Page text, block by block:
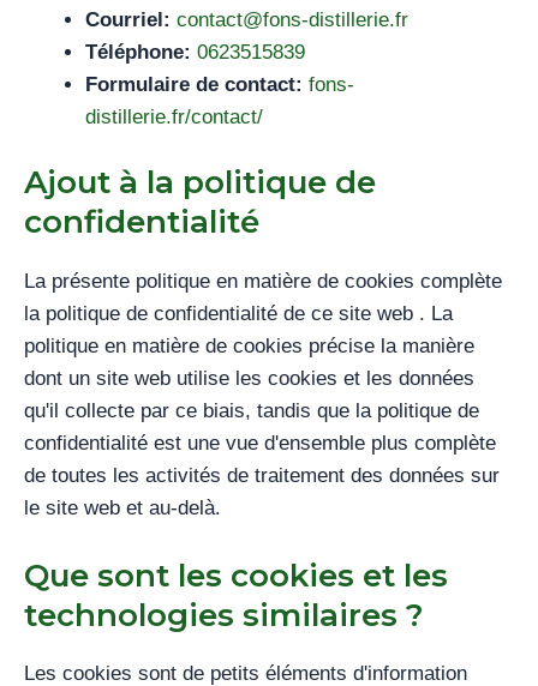
Courriel: contact@fons-distillerie.fr
Téléphone: 0623515839
Formulaire de contact: fons-
distillerie.fr/contact/
Ajout à la politique de
confidentialité
La présente politique en matière de cookies complète
la politique de confidentialité de ce site web . La
politique en matière de cookies précise la manière
dont un site web utilise les cookies et les données
qu'il collecte par ce biais, tandis que la politique de
confidentialité est une vue d'ensemble plus complète
de toutes les activités de traitement des données sur
le site web et au-delà.
Que sont les cookies et les
technologies similaires ?
Les cookies sont de petits éléments d'information